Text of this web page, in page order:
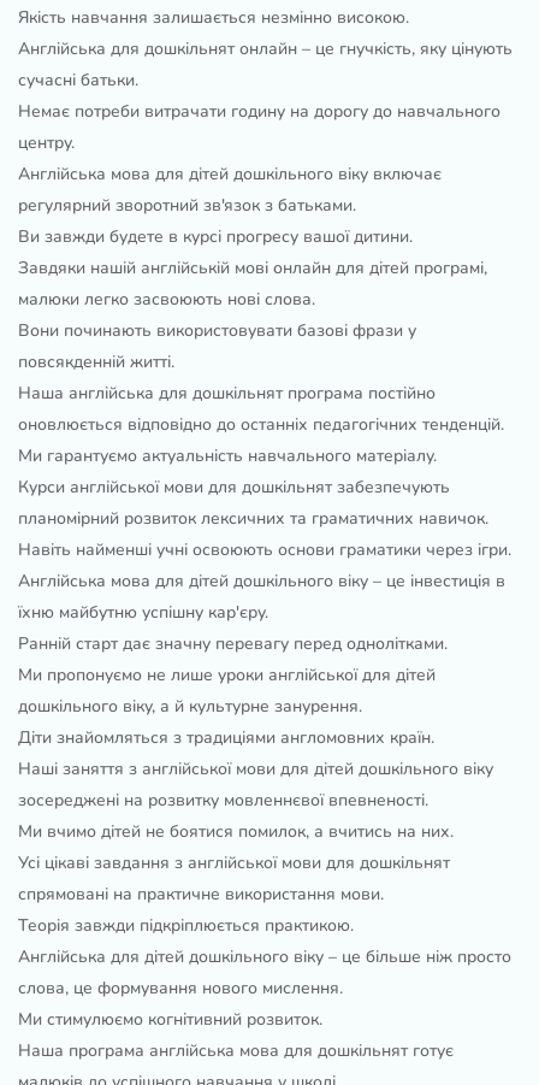
Якість навчання залишається незмінно високою.
Англійська для дошкільнят онлайн – це гнучкість, яку цінують
сучасні батьки.
Немає потреби витрачати годину на дорогу до навчального
центру.
Англійська мова для дітей дошкільного віку включає
регулярний зворотний зв'язок з батьками.
Ви завжди будете в курсі прогресу вашої дитини.
Завдяки нашій англійській мові онлайн для дітей програмі,
малюки легко засвоюють нові слова.
Вони починають використовувати базові фрази у
повсякденній житті.
Наша англійська для дошкільнят програма постійно
оновлюється відповідно до останніх педагогічних тенденцій.
Ми гарантуємо актуальність навчального матеріалу.
Курси англійської мови для дошкільнят забезпечують
планомірний розвиток лексичних та граматичних навичок.
Навіть найменші учні освоюють основи граматики через ігри.
Англійська мова для дітей дошкільного віку – це інвестиція в
їхню майбутню успішну кар'єру.
Ранній старт дає значну перевагу перед однолітками.
Ми пропонуємо не лише уроки англійської для дітей
дошкільного віку, а й культурне занурення.
Діти знайомляться з традиціями англомовних країн.
Наші заняття з англійської мови для дітей дошкільного віку
зосереджені на розвитку мовленнєвої впевненості.
Ми вчимо дітей не боятися помилок, а вчитись на них.
Усі цікаві завдання з англійської мови для дошкільнят
спрямовані на практичне використання мови.
Теорія завжди підкріплюється практикою.
Англійська для дітей дошкільного віку – це більше ніж просто
слова, це формування нового мислення.
Ми стимулюємо когнітивний розвиток.
Наша програма англійська мова для дошкільнят готує